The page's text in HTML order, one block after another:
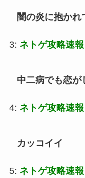
闇の炎に抱か
3: ネトゲ攻略速報
中二病でも恋が
4: ネトゲ攻略速報
カッコイイ
5: ネトゲ攻略速報